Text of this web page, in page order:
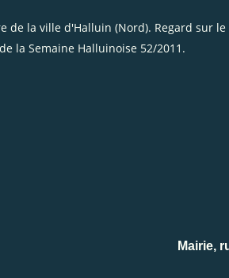
de la ville d'Halluin (Nord). Regard sur
la Semaine Halluinoise 52/2011.
Mairie,